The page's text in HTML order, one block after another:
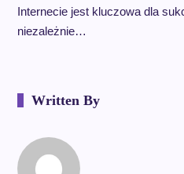
Internecie jest kluczowa dla
niezależnie…
Written By